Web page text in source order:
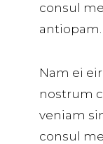
consul
antiopam.
Nam ei
nostrum
veniam
consul